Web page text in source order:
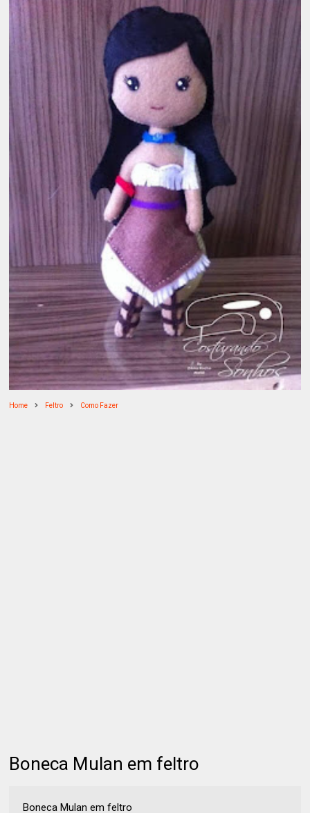
Home Feltro Como Fazer
Boneca Mulan em feltro
Boneca Mulan em feltro